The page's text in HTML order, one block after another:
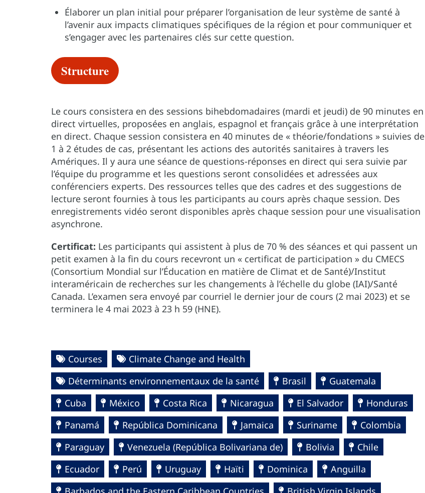
Élaborer un plan initial pour préparer l’organisation de leur système de santé à
l’avenir aux impacts climatiques spécifiques de la région et pour communiquer et
s’engager avec les partenaires clés sur cette question.
Structure
Le cours consistera en des sessions bihebdomadaires (mardi et jeudi) de 90 minutes en
direct virtuelles, proposées en anglais, espagnol et français grâce à une interprétation
en direct. Chaque session consistera en 40 minutes de « théorie/fondations » suivies de
1 à 2 études de cas, présentant les actions des autorités sanitaires à travers les
Amériques. Il y aura une séance de questions-réponses en direct qui sera suivie par
l’équipe du programme et les questions seront consolidées et adressées aux
conférenciers experts. Des ressources telles que des cadres et des suggestions de
lecture seront fournies à tous les participants au cours après chaque session. Des
enregistrements vidéo seront disponibles après chaque session pour une visualisation
asynchrone.
Certificat: Les participants qui assistent à plus de 70 % des séances et qui passent un
petit examen à la fin du cours recevront un « certificat de participation » du CMECS
(Consortium Mondial sur l’Éducation en matière de Climat et de Santé)/Institut
interaméricain de recherches sur les changements à l’échelle du globe (IAI)/Santé
Canada. L’examen sera envoyé par courriel le dernier jour de cours (2 mai 2023) et se
terminera le 4 mai 2023 à 23 h 59 (HNE).
Courses
Climate Change and Health
Déterminants environnementaux de la santé
Brasil
Guatemala
Cuba
México Costa Rica Nicaragua El Salvador
Honduras
Panamá
República Dominicana Jamaica Suriname
Colombia
Paraguay
Venezuela (República Bolivariana de) Bolivia
Chile
Ecuador
Perú Uruguay Haïti Dominica
Anguilla